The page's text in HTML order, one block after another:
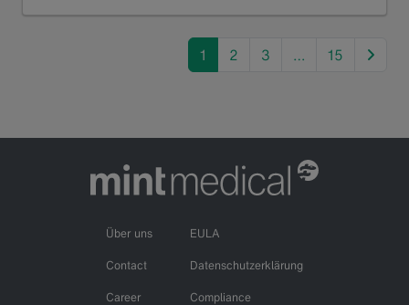
1 2 3 … 15
Über uns
Contact
Career
EULA
Datenschutzerklärung
Compliance